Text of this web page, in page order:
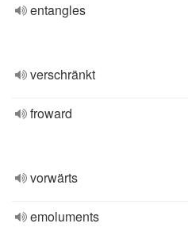
entangles
verschränkt
froward
vorwärts
emoluments